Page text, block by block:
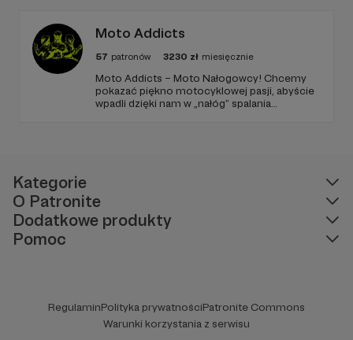
Moto Addicts
57 patronów 3230 zł miesięcznie
Moto Addicts – Moto Nałogowcy! Chcemy
pokazać piękno motocyklowej pasji, abyście
wpadli dzięki nam w „nałóg” spalania
Kategorie
O Patronite
Dodatkowe produkty
Pomoc
RegulaminPolityka prywatnościPatronite Commons
Warunki korzystania z serwisu